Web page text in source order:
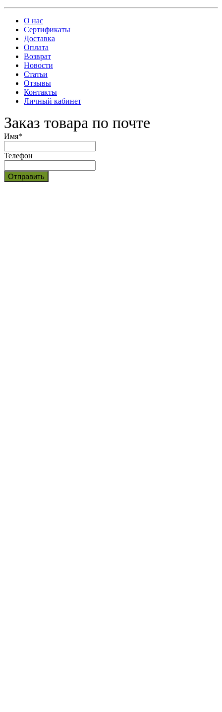
О нас
Сертификаты
Доставка
Оплата
Возврат
Новости
Статьи
Отзывы
Контакты
Личный кабинет
Заказ товара по почте
Имя*
Телефон
Отправить